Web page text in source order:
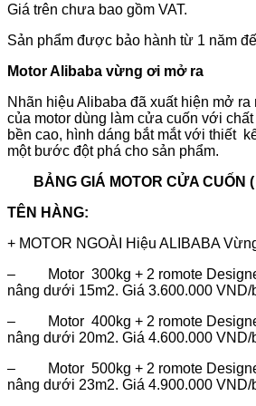
Giá trên chưa bao gồm VAT.
Sản phẩm được bảo hành từ 1 năm
Motor Alibaba vừng ơi mở ra
Nhãn hiệu Alibaba đã xuất hiện mở ra
của motor dùng làm cửa cuốn với
bền cao, hình dáng bắt mắt với thiết
một bước đột phá cho sản phẩm.
BẢNG GIÁ MOTOR CỬA CUỐN
TÊN HÀNG:
+ MOTOR NGOÀI Hiệu ALIBABA
– Motor 300kg + 2 romote
nâng dưới 15m2. Giá 3.600.000 VND/
– Motor 400kg + 2 romote
nâng dưới 20m2. Giá 4.600.000 VND/
– Motor 500kg + 2 romote
nâng dưới 23m2. Giá 4.900.000 VND/